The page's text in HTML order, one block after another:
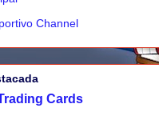
Channel
Cards